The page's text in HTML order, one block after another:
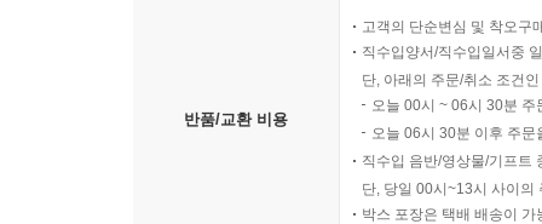
반품/교환 비용
고객의 단순변심 및 착오구
직수입양서/직수입일서중
단, 아래의 주문/취소 조건
오늘 00시 ~ 06시 30분
오늘 06시 30분 이후 주
직수입 음반/영상물/기프트
단, 당일 00시~13시 사이의
박스 포장은 택배 배송이